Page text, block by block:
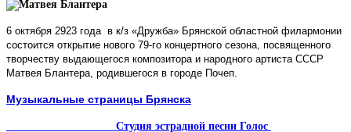
6 октября 2923 года в к/з «Дружба» Брянской областной филармонии
состоится открытие нового 79-го концертного сезона, посвященного
творчеству выдающегося композитора и народного артиста СССР
Матвея Блантера, родившегося в городе Почеп.
Музыкальные страницы Брянска
Студия эстрадной песни Голос